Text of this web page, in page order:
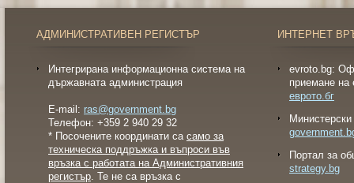
АДМИНИСТРАТИВЕН РЕГИСТЪР
Интегрирана информационна система на
държавната администрация
E-mail: ras@government.bg
Телефон: +359 2 940 29 32
* Посочените координати са само за
техническа поддръжка и въпроси във
връзка с работата на Административния
регистър. Те не са връзка с
ИНТЕРНЕТ
evroto.bg:
приемане на
еврото.бг
Портал за
strategy.bg